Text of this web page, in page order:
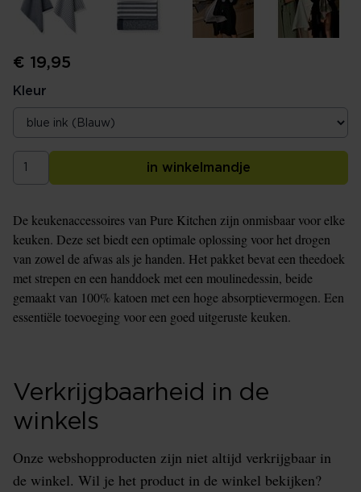
€ 19,95
Kleur
in winkelmandje
De keukenaccessoires van Pure Kitchen zijn onmisbaar voor elke
keuken. Deze set biedt een optimale oplossing voor het drogen
van zowel de afwas als je handen. Het pakket bevat een theedoek
met strepen en een handdoek met een moulinedessin, beide
gemaakt van 100% katoen met een hoge absorptievermogen. Een
essentiële toevoeging voor een goed uitgeruste keuken.
Verkrijgbaarheid in de
winkels
Onze webshopproducten zijn niet altijd verkrijgbaar in
de winkel. Wil je het product in de winkel bekijken?